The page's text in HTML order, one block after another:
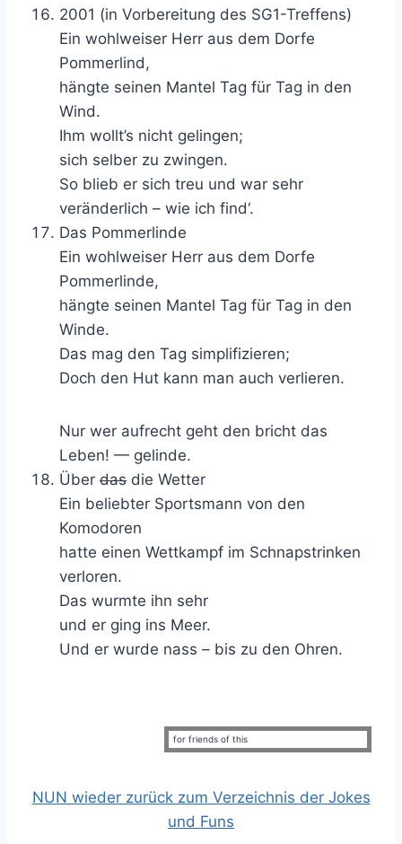
2001 (in Vorbereitung des SG1-Treffens)
Ein wohlweiser Herr aus dem Dorfe
Pommerlind,
hängte seinen Mantel Tag für Tag in den
Wind.
Ihm wollt’s nicht gelingen;
sich selber zu zwingen.
So blieb er sich treu und war sehr
veränderlich – wie ich find‘.
Das Pommerlinde
Ein wohlweiser Herr aus dem Dorfe
Pommerlinde,
hängte seinen Mantel Tag für Tag in den
Winde.
Das mag den Tag simplifizieren;
Doch den Hut kann man auch verlieren.
Nur wer aufrecht geht den bricht das
Leben! — gelinde.
Über das die Wetter
Ein beliebter Sportsmann von den
Komodoren
hatte einen Wettkampf im Schnapstrinken
verloren.
Das wurmte ihn sehr
und er ging ins Meer.
Und er wurde nass – bis zu den Ohren.
for friends of this
NUN wieder zurück zum Verzeichnis der Jokes
und Funs